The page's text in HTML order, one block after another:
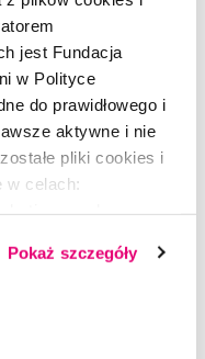
jest Fundacja
w Polityce
do prawidłowego i
aktywne i nie
pliki cookies i
w celach:
i technologie
informacji
dostęp do niego i
lub niektóre
Pokaż szczegóły